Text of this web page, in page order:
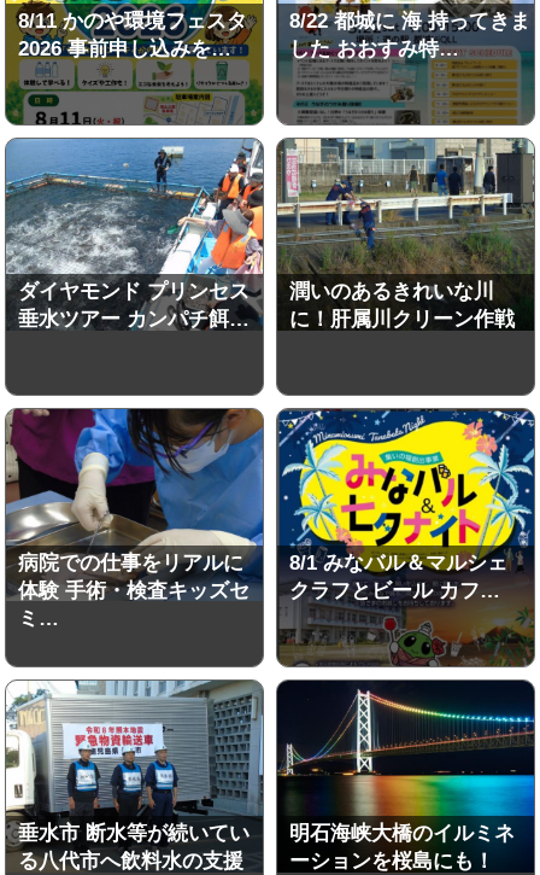
8/11 かのや環境フェスタ
2026 事前申し込みを…
8/22 都城に 海 持ってきま
した おおすみ特…
ダイヤモンド プリンセス
垂水ツアー カンパチ餌…
潤いのあるきれいな川
に！肝属川クリーン作戦
病院での仕事をリアルに
体験 手術・検査キッズセ
ミ…
8/1 みなバル＆マルシェ
クラフとビール カフ…
垂水市 断水等が続いてい
る八代市へ飲料水の支援
明石海峡大橋のイルミネ
ーションを桜島にも！